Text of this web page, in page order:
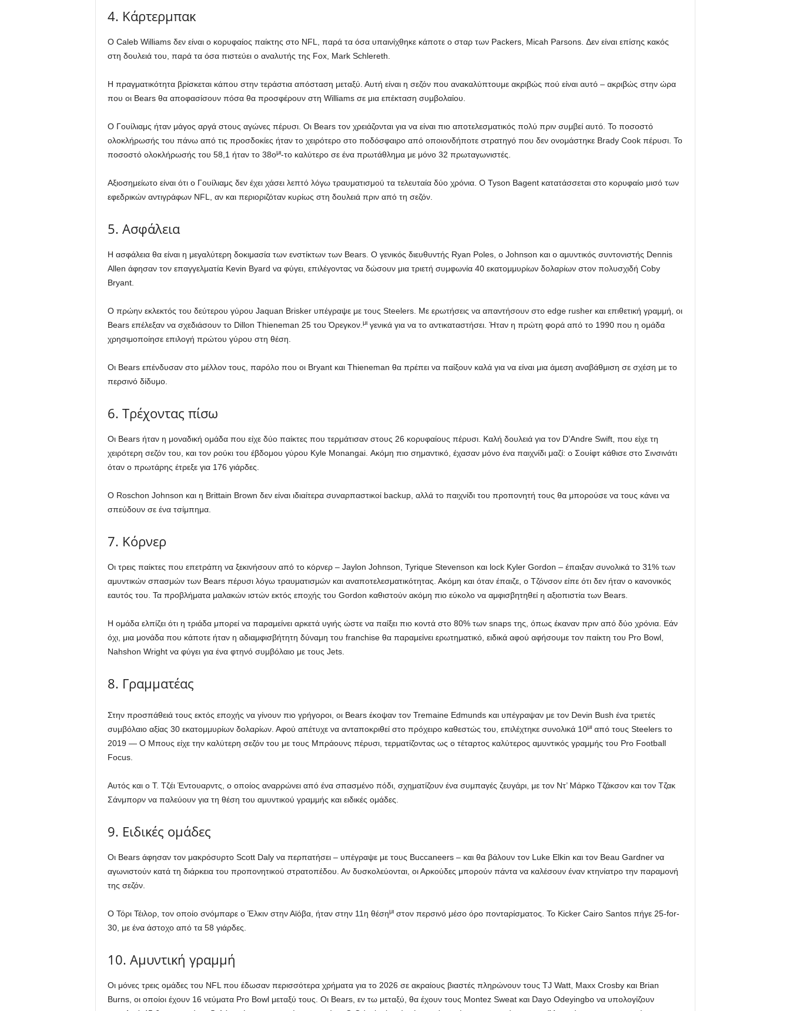
4. Κάρτερμπακ
Ο Caleb Williams δεν είναι ο κορυφαίος παίκτης στο NFL, παρά τα όσα υπαινίχθηκε κάποτε ο σταρ των Packers, Micah Parsons. Δεν είναι επίσης κακός
στη δουλειά του, παρά τα όσα πιστεύει ο αναλυτής της Fox, Mark Schlereth.
Η πραγματικότητα βρίσκεται κάπου στην τεράστια απόσταση μεταξύ. Αυτή είναι η σεζόν που ανακαλύπτουμε ακριβώς πού είναι αυτό – ακριβώς στην ώρα
που οι Bears θα αποφασίσουν πόσα θα προσφέρουν στη Williams σε μια επέκταση συμβολαίου.
Ο Γουίλιαμς ήταν μάγος αργά στους αγώνες πέρυσι. Οι Bears τον χρειάζονται για να είναι πιο αποτελεσματικός πολύ πριν συμβεί αυτό. Το ποσοστό
ολοκλήρωσής του πάνω από τις προσδοκίες ήταν το χειρότερο στο ποδόσφαιρο από οποιονδήποτε στρατηγό που δεν ονομάστηκε Brady Cook πέρυσι. Το
ποσοστό ολοκλήρωσής του 58,1 ήταν το 38ομι-το καλύτερο σε ένα πρωτάθλημα με μόνο 32 πρωταγωνιστές.
Αξιοσημείωτο είναι ότι ο Γουίλιαμς δεν έχει χάσει λεπτό λόγω τραυματισμού τα τελευταία δύο χρόνια. Ο Tyson Bagent κατατάσσεται στο κορυφαίο μισό των
εφεδρικών αντιγράφων NFL, αν και περιοριζόταν κυρίως στη δουλειά πριν από τη σεζόν.
5. Ασφάλεια
Η ασφάλεια θα είναι η μεγαλύτερη δοκιμασία των ενστίκτων των Bears. Ο γενικός διευθυντής Ryan Poles, ο Johnson και ο αμυντικός συντονιστής Dennis
Allen άφησαν τον επαγγελματία Kevin Byard να φύγει, επιλέγοντας να δώσουν μια τριετή συμφωνία 40 εκατομμυρίων δολαρίων στον πολυσχιδή Coby
Bryant.
Ο πρώην εκλεκτός του δεύτερου γύρου Jaquan Brisker υπέγραψε με τους Steelers. Με ερωτήσεις να απαντήσουν στο edge rusher και επιθετική γραμμή, οι
Bears επέλεξαν να σχεδιάσουν το Dillon Thieneman 25 του Όρεγκον.μιγενικά για να το αντικαταστήσει. Ήταν η πρώτη φορά από το 1990 που η ομάδα
χρησιμοποίησε επιλογή πρώτου γύρου στη θέση.
Οι Bears επένδυσαν στο μέλλον τους, παρόλο που οι Bryant και Thieneman θα πρέπει να παίξουν καλά για να είναι μια άμεση αναβάθμιση σε σχέση με το
περσινό δίδυμο.
6. Τρέχοντας πίσω
Οι Bears ήταν η μοναδική ομάδα που είχε δύο παίκτες που τερμάτισαν στους 26 κορυφαίους πέρυσι. Καλή δουλειά για τον D’Andre Swift, που είχε τη
χειρότερη σεζόν του, και τον ρούκι του έβδομου γύρου Kyle Monangai. Ακόμη πιο σημαντικό, έχασαν μόνο ένα παιχνίδι μαζί: ο Σουίφτ κάθισε στο Σινσινάτι
όταν ο πρωτάρης έτρεξε για 176 γιάρδες.
Ο Roschon Johnson και η Brittain Brown δεν είναι ιδιαίτερα συναρπαστικοί backup, αλλά το παιχνίδι του προπονητή τους θα μπορούσε να τους κάνει να
σπεύδουν σε ένα τσίμπημα.
7. Κόρνερ
Οι τρεις παίκτες που επετράπη να ξεκινήσουν από το κόρνερ – Jaylon Johnson, Tyrique Stevenson και lock Kyler Gordon – έπαιξαν συνολικά το 31% των
αμυντικών σπασμών των Bears πέρυσι λόγω τραυματισμών και αναποτελεσματικότητας. Ακόμη και όταν έπαιζε, ο Τζόνσον είπε ότι δεν ήταν ο κανονικός
εαυτός του. Τα προβλήματα μαλακών ιστών εκτός εποχής του Gordon καθιστούν ακόμη πιο εύκολο να αμφισβητηθεί η αξιοπιστία των Bears.
Η ομάδα ελπίζει ότι η τριάδα μπορεί να παραμείνει αρκετά υγιής ώστε να παίξει πιο κοντά στο 80% των snaps της, όπως έκαναν πριν από δύο χρόνια. Εάν
όχι, μια μονάδα που κάποτε ήταν η αδιαμφισβήτητη δύναμη του franchise θα παραμείνει ερωτηματικό, ειδικά αφού αφήσουμε τον παίκτη του Pro Bowl,
Nahshon Wright να φύγει για ένα φτηνό συμβόλαιο με τους Jets.
8. Γραμματέας
Στην προσπάθειά τους εκτός εποχής να γίνουν πιο γρήγοροι, οι Bears έκοψαν τον Tremaine Edmunds και υπέγραψαν με τον Devin Bush ένα τριετές
συμβόλαιο αξίας 30 εκατομμυρίων δολαρίων. Αφού απέτυχε να ανταποκριθεί στο πρόχειρο καθεστώς του, επιλέχτηκε συνολικά 10μιαπό τους Steelers το
2019 — Ο Μπους είχε την καλύτερη σεζόν του με τους Μπράουνς πέρυσι, τερματίζοντας ως ο τέταρτος καλύτερος αμυντικός γραμμής του Pro Football
Focus.
Αυτός και ο Τ. Τζέι Έντουαρντς, ο οποίος αναρρώνει από ένα σπασμένο πόδι, σχηματίζουν ένα συμπαγές ζευγάρι, με τον Ντ’ Μάρκο Τζάκσον και τον Τζακ
Σάνμπορν να παλεύουν για τη θέση του αμυντικού γραμμής και ειδικές ομάδες.
9. Ειδικές ομάδες
Οι Bears άφησαν τον μακρόσυρτο Scott Daly να περπατήσει – υπέγραψε με τους Buccaneers – και θα βάλουν τον Luke Elkin και τον Beau Gardner να
αγωνιστούν κατά τη διάρκεια του προπονητικού στρατοπέδου. Αν δυσκολεύονται, οι Αρκούδες μπορούν πάντα να καλέσουν έναν κτηνίατρο την παραμονή
της σεζόν.
Ο Τόρι Τέιλορ, τον οποίο σνόμπαρε ο Έλκιν στην Αϊόβα, ήταν στην 11η θέσημιστον περσινό μέσο όρο πονταρίσματος. Το Kicker Cairo Santos πήγε 25-for-
30, με ένα άστοχο από τα 58 γιάρδες.
10. Αμυντική γραμμή
Οι μόνες τρεις ομάδες του NFL που έδωσαν περισσότερα χρήματα για το 2026 σε ακραίους βιαστές πληρώνουν τους TJ Watt, Maxx Crosby και Brian
Burns, οι οποίοι έχουν 16 νεύματα Pro Bowl μεταξύ τους. Οι Bears, εν τω μεταξύ, θα έχουν τους Montez Sweat και Dayo Odeyingbo να υπολογίζουν